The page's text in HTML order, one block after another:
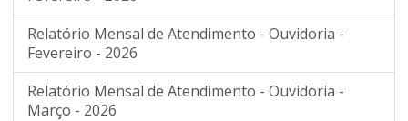
Relatório Mensal de Atendimento - Ouvidoria -
Fevereiro - 2026
Relatório Mensal de Atendimento - Ouvidoria -
Março - 2026